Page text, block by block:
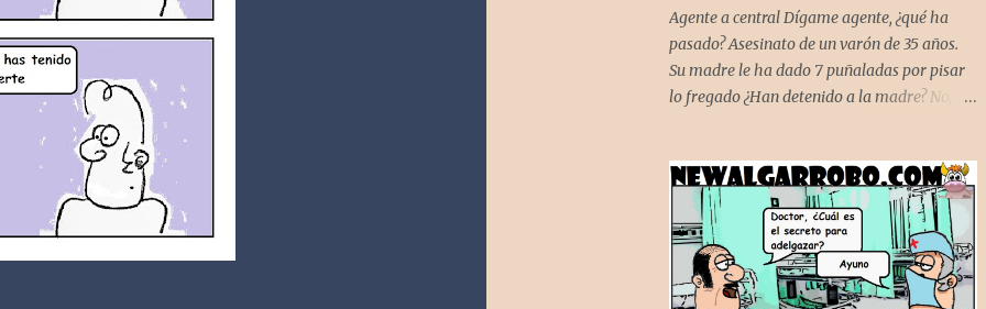
Agente a central Dígame agente, ¿qué ha
pasado? Asesinato de un varón de 35 años.
Su madre le ha dado 7 puñaladas por pisar
lo fregado ¿Han detenido a la madre? No,